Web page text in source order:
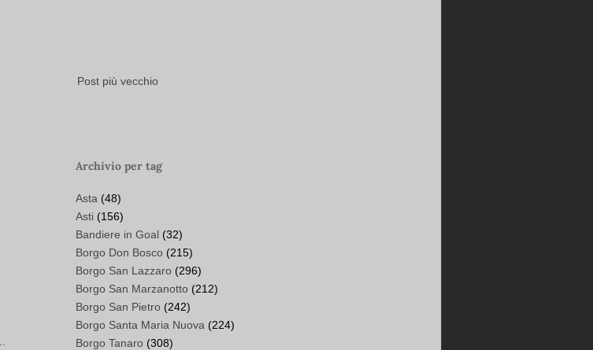
Post più vecchio
Archivio per tag
Asta (48)
Asti (156)
Bandiere in Goal (32)
Borgo Don Bosco (215)
Borgo San Lazzaro (296)
Borgo San Marzanotto (212)
Borgo San Pietro (242)
Borgo Santa Maria Nuova (224)
Borgo Tanaro (308)